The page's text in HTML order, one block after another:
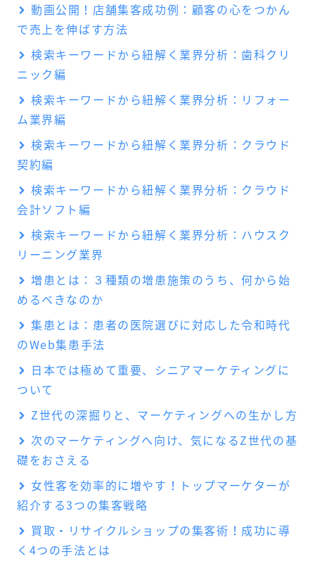
動画公開！店舗集客成功例：顧客の心をつかん
で売上を伸ばす方法
検索キーワードから紐解く業界分析：歯科クリ
ニック編
検索キーワードから紐解く業界分析：リフォー
ム業界編
検索キーワードから紐解く業界分析：クラウド
契約編
検索キーワードから紐解く業界分析：クラウド
会計ソフト編
検索キーワードから紐解く業界分析：ハウスク
リーニング業界
増患とは：３種類の増患施策のうち、何から始
めるべきなのか
集患とは：患者の医院選びに対応した令和時代
のWeb集患手法
日本では極めて重要、シニアマーケティングに
ついて
Z世代の深掘りと、マーケティングへの生かし方
次のマーケティングへ向け、気になるZ世代の基
礎をおさえる
女性客を効率的に増やす！トップマーケターが
紹介する3つの集客戦略
買取・リサイクルショップの集客術！成功に導
く4つの手法とは